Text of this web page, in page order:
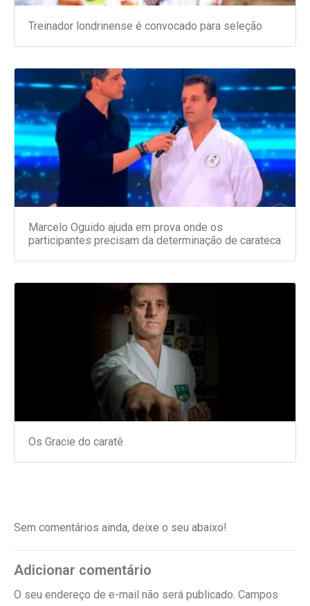
Treinador londrinense é convocado para seleção
Marcelo Oguido ajuda em prova onde os
participantes precisam da determinação de carateca
Os Gracie do caratê
Sem comentários ainda, deixe o seu abaixo!
Adicionar comentário
O seu endereço de e-mail não será publicado. Campos